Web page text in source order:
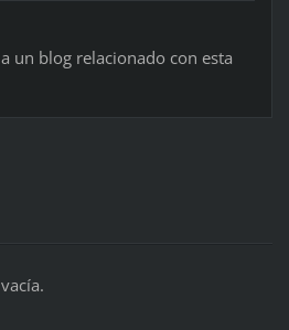
un blog relacionado con esta